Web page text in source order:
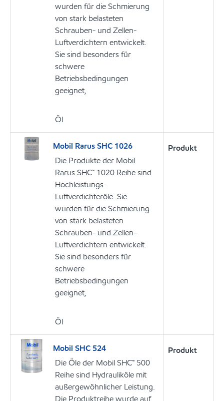
wurden für die Schmierung
von stark belasteten
Schrauben- und Zellen-
Luftverdichtern entwickelt.
Sie sind besonders für
schwere
Betriebsbedingungen
geeignet,
Öl
Mobil Rarus SHC 1026
Die Produkte der Mobil
Rarus SHC™ 1020 Reihe sind
Hochleistungs-
Luftverdichteröle. Sie
wurden für die Schmierung
von stark belasteten
Schrauben- und Zellen-
Luftverdichtern entwickelt.
Sie sind besonders für
schwere
Betriebsbedingungen
geeignet,
Öl
Produkt
Mobil SHC 524
Die Öle der Mobil SHC™ 500
Reihe sind Hydrauliköle mit
außergewöhnlicher Leistung.
Die Produktreihe wurde auf
Produkt